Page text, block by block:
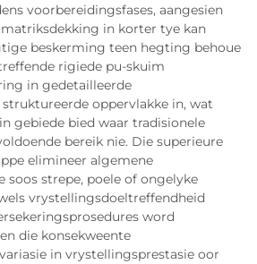
voorbereidingsfases, aangesien
in korter tye kan
beskerming teen hegting behoue
rigiede pu-skuim
in gedetailleerde
oppervlakke in, wat
gebiede bied waar tradisionele
bereik nie. Die superieure
elimineer algemene
soos strepe, poele of ongelyke
vrystellingsdoeltreffendheid
word
die konsekweente
in vrystellingsprestasie oor